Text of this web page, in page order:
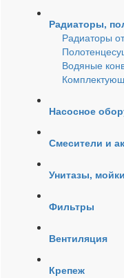
Радиаторы,
Радиаторы
Водяные
Насосное
Смесители и
Унитазы,
Фильтры
Вентиляция
Крепеж